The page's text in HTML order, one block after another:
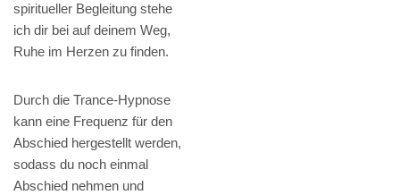
spiritueller Begleitung stehe
ich dir bei auf deinem Weg,
Ruhe im Herzen zu finden.
Durch die Trance-Hypnose
kann eine Frequenz für den
Abschied hergestellt werden,
sodass du noch einmal
Abschied nehmen und